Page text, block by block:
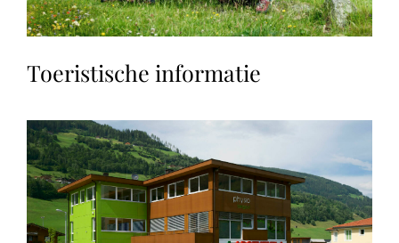
Toeristische informatie